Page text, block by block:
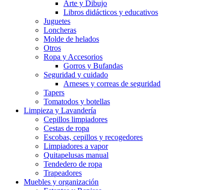
Arte y Dibujo
Libros didácticos y educativos
Juguetes
Loncheras
Molde de helados
Otros
Ropa y Accesorios
Gorros y Bufandas
Seguridad y cuidado
Arneses y correas de seguridad
Tapers
Tomatodos y botellas
Limpieza y Lavandería
Cepillos limpiadores
Cestas de ropa
Escobas, cepillos y recogedores
Limpiadores a vapor
Quitapelusas manual
Tendedero de ropa
Trapeadores
Muebles y organización